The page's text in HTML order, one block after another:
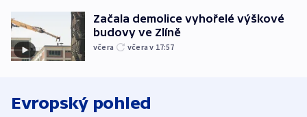
Začala demolice vyhořelé výškové
budovy ve Zlíně
včera včera v 17:57
Evropský pohled